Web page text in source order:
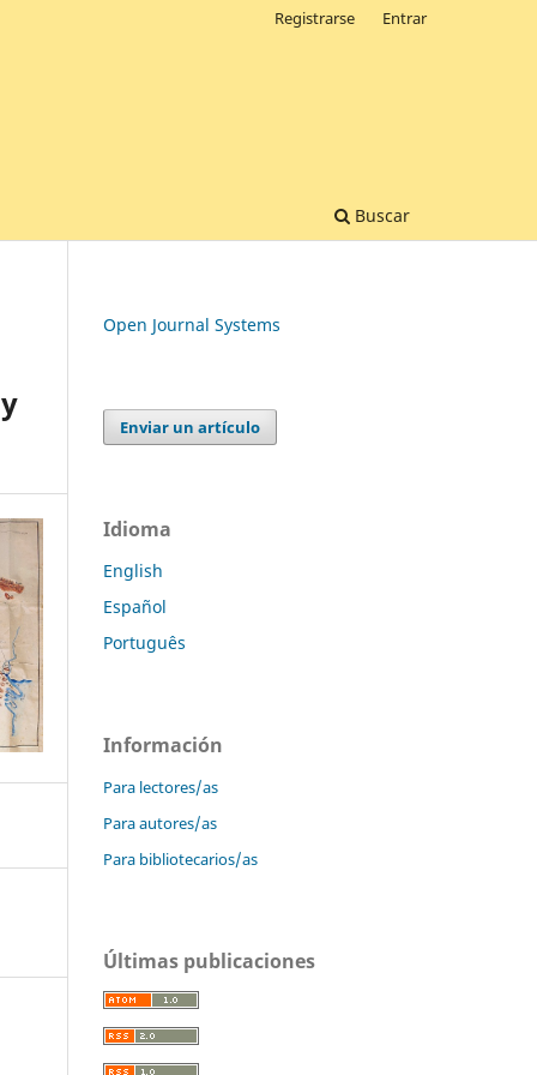
Buscar
Registrarse Entrar
Open Journal Systems
Enviar un artículo
Idioma
English
Español
Português
Información
Para lectores/as
Para autores/as
Para bibliotecarios/as
Últimas publicaciones